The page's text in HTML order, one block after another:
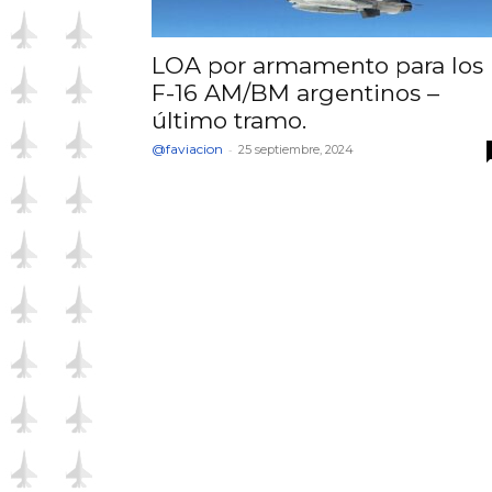
LOA por armamento para los
F-16 AM/BM argentinos –
último tramo.
@faviacion - 25 septiembre, 2024